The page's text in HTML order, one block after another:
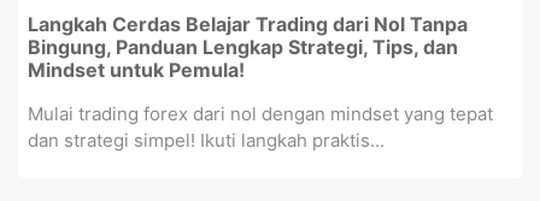
Langkah Cerdas Belajar Trading dari Nol Tanpa
Bingung, Panduan Lengkap Strategi, Tips, dan
Mindset untuk Pemula!
Mulai trading forex dari nol dengan mindset yang tepat
dan strategi simpel! Ikuti langkah praktis...